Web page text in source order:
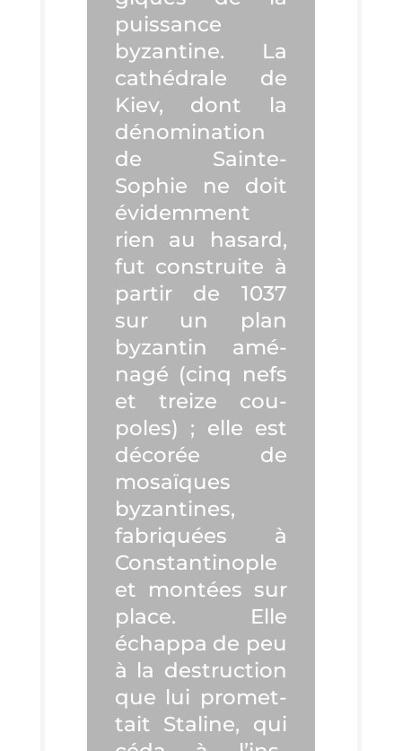
puis­sance
byzan­tine. La
cathé­drale de
Kiev, dont la
déno­mi­na­tion
de Sainte-
Sophie ne doit
évi­dem­ment
rien au hasard,
fut construite à
par­tir de 1037
sur un plan
byzan­tin amé­
na­gé (cinq nefs
et treize cou­
poles) ; elle est
déco­rée de
mosaïques
byzan­tines,
fabri­quées à
Constan­ti­nople
et mon­tées sur
place. Elle
échap­pa de peu
à la des­truc­tion
que lui pro­met­
tait Sta­line, qui